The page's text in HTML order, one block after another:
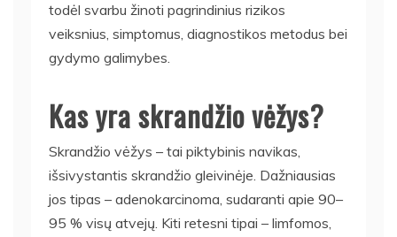
todėl svarbu žinoti pagrindinius rizikos
veiksnius, simptomus, diagnostikos metodus bei
gydymo galimybes.
Kas yra skrandžio vėžys?
Skrandžio vėžys – tai piktybinis navikas,
išsivystantis skrandžio gleivinėje. Dažniausias
jos tipas – adenokarcinoma, sudaranti apie 90–
95 % visų atvejų. Kiti retesni tipai – limfomos,